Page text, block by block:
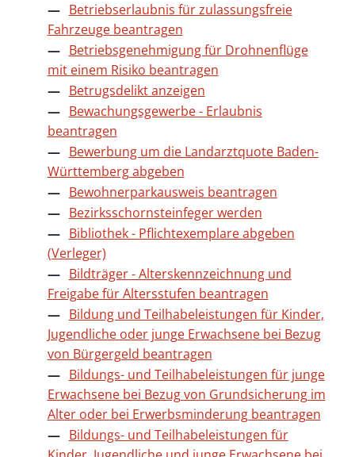
Betriebserlaubnis für zulassungsfreie
Fahrzeuge beantragen
Betriebsgenehmigung für Drohnenflüge
mit einem Risiko beantragen
Betrugsdelikt anzeigen
Bewachungsgewerbe - Erlaubnis
beantragen
Bewerbung um die Landarztquote Baden-
Württemberg abgeben
Bewohnerparkausweis beantragen
Bezirksschornsteinfeger werden
Bibliothek - Pflichtexemplare abgeben
(Verleger)
Bildträger - Alterskennzeichnung und
Freigabe für Altersstufen beantragen
Bildung und Teilhabeleistungen für Kinder,
Jugendliche oder junge Erwachsene bei Bezug
von Bürgergeld beantragen
Bildungs- und Teilhabeleistungen für junge
Erwachsene bei Bezug von Grundsicherung im
Alter oder bei Erwerbsminderung beantragen
Bildungs- und Teilhabeleistungen für